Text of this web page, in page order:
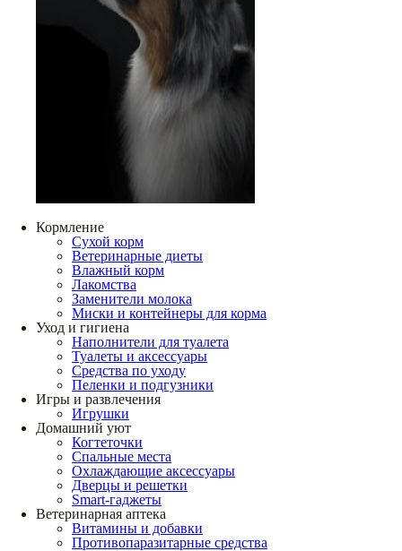
Кормление
Сухой корм
Ветеринарные диеты
Влажный корм
Лакомства
Заменители молока
Миски и контейнеры для корма
Уход и гигиена
Наполнители для туалета
Туалеты и аксессуары
Средства по уходу
Пеленки и подгузники
Игры и развлечения
Игрушки
Домашний уют
Когтеточки
Спальные места
Охлаждающие аксессуары
Дверцы и решетки
Smart-гаджеты
Ветеринарная аптека
Витамины и добавки
Противопаразитарные средства